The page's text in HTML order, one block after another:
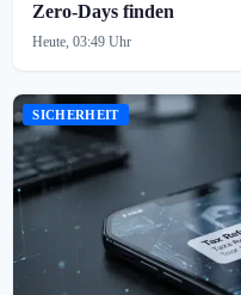
Zero-Days finden
Heute, 03:49 Uhr
SICHERHEIT